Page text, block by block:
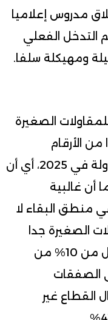
مع إطلاق مدروس إعلاميا
التدخل الفعلي
ومهيكلة سلفا.
الصغيرة
الأرقام
الميدانية، إذ أغلقت 52 ألف مقاولة في 2025، أي أن
كما أن غالبية
منطق البقاء لا
الصغيرة جدا
تستفيد من التمويل، كما أن أقل من 10% من
الصفقات
القطاع غير